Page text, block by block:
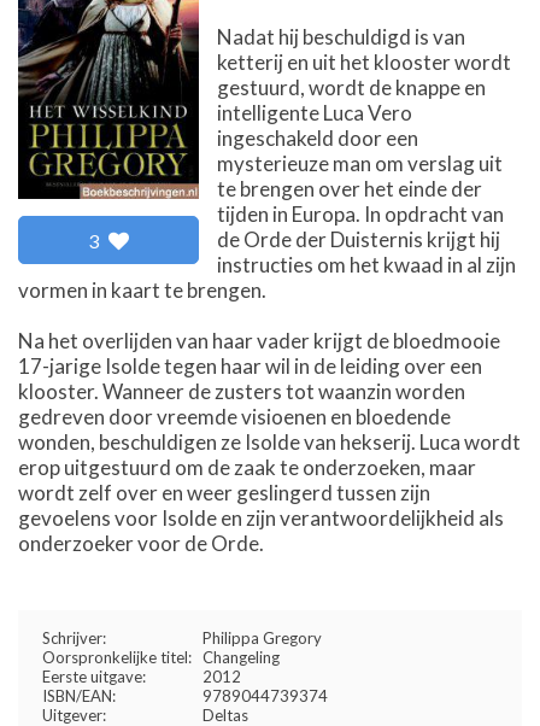
3
Nadat hij beschuldigd is van
ketterij en uit het klooster wordt
gestuurd, wordt de knappe en
intelligente Luca Vero
ingeschakeld door een
mysterieuze man om verslag uit
te brengen over het einde der
tijden in Europa. In opdracht van
de Orde der Duisternis krijgt hij
instructies om het kwaad in al zijn
vormen in kaart te brengen.
Na het overlijden van haar vader krijgt de bloedmooie
17-jarige Isolde tegen haar wil in de leiding over een
klooster. Wanneer de zusters tot waanzin worden
gedreven door vreemde visioenen en bloedende
wonden, beschuldigen ze Isolde van hekserij. Luca wordt
erop uitgestuurd om de zaak te onderzoeken, maar
wordt zelf over en weer geslingerd tussen zijn
gevoelens voor Isolde en zijn verantwoordelijkheid als
onderzoeker voor de Orde.
Schrijver:
Philippa Gregory
Oorspronkelijke titel: Changeling
Eerste uitgave:
2012
ISBN/EAN:
9789044739374
Uitgever:
Deltas